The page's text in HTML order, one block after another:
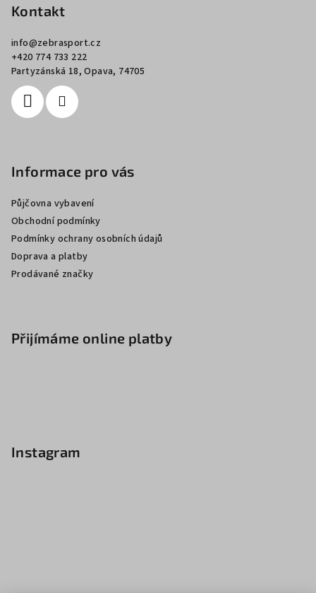
Kontakt
info@zebrasport.cz
+420 774 733 222
Partyzánská 18, Opava, 74705
Informace pro vás
Půjčovna vybavení
Obchodní podmínky
Podmínky ochrany osobních údajů
Doprava a platby
Prodávané značky
Přijímáme online platby
Instagram